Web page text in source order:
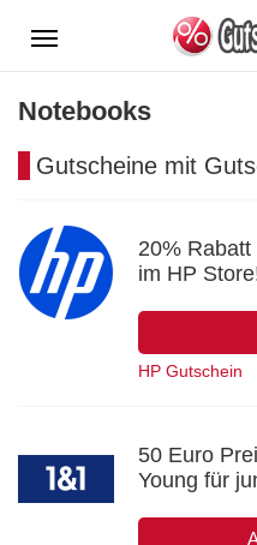
Menü
Notebooks
Gutscheine mit
20%
im HP
HP Gutschein
50 Euro
Young für